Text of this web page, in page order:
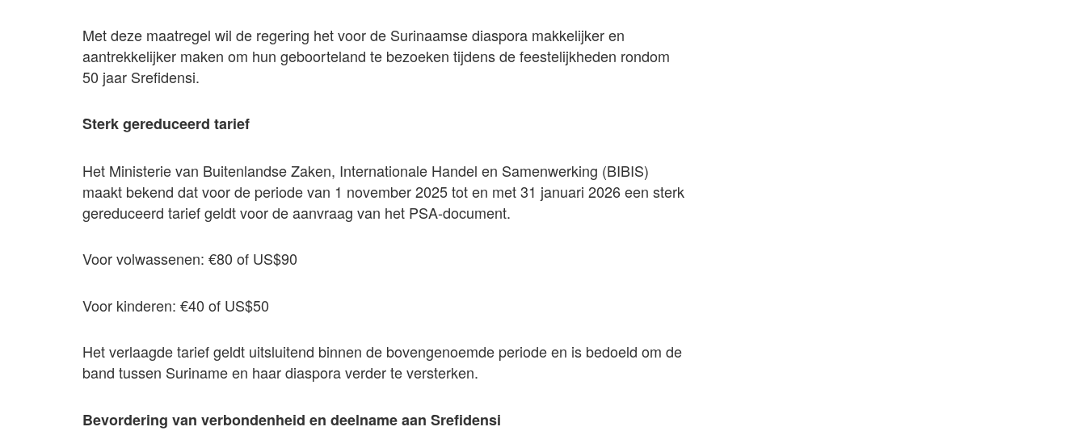
Met deze maatregel wil de regering het voor de Surinaamse diaspora makkelijker en
aantrekkelijker maken om hun geboorteland te bezoeken tijdens de feestelijkheden rondom
50 jaar Srefidensi.
Sterk gereduceerd tarief
Het Ministerie van Buitenlandse Zaken, Internationale Handel en Samenwerking (BIBIS)
maakt bekend dat voor de periode van 1 november 2025 tot en met 31 januari 2026 een sterk
gereduceerd tarief geldt voor de aanvraag van het PSA-document.
Voor volwassenen: €80 of US$90
Voor kinderen: €40 of US$50
Het verlaagde tarief geldt uitsluitend binnen de bovengenoemde periode en is bedoeld om de
band tussen Suriname en haar diaspora verder te versterken.
Bevordering van verbondenheid en deelname aan Srefidensi